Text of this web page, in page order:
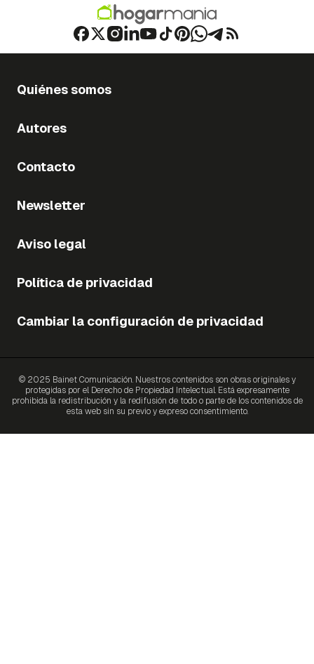
Quiénes somos
Autores
Contacto
Newsletter
Aviso legal
Política de privacidad
Cambiar la configuración de privacidad
© 2025 Bainet Comunicación. Nuestros contenidos son obras originales y
protegidas por el Derecho de Propiedad Intelectual. Está expresamente
prohibida la redistribución y la redifusión de todo o parte de los contenidos de
esta web sin su previo y expreso consentimiento.